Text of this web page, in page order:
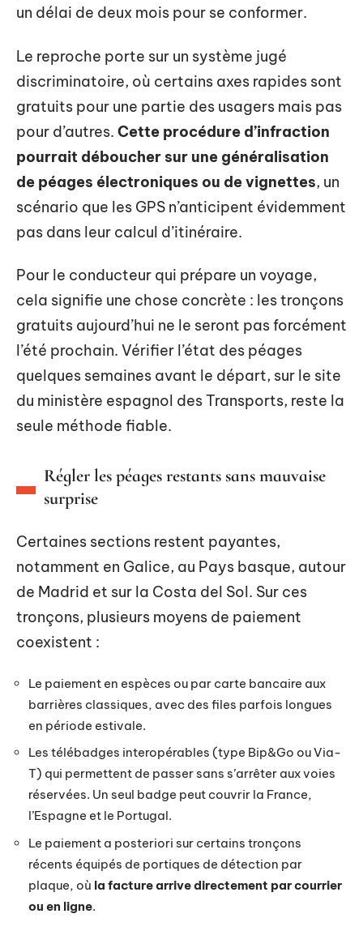
un délai de deux mois pour se conformer.
Le reproche porte sur un système jugé
discriminatoire, où certains axes rapides sont
gratuits pour une partie des usagers mais pas
pour d’autres. Cette procédure d’infraction
pourrait déboucher sur une généralisation
de péages électroniques ou de vignettes, un
scénario que les GPS n’anticipent évidemment
pas dans leur calcul d’itinéraire.
Pour le conducteur qui prépare un voyage,
cela signifie une chose concrète : les tronçons
gratuits aujourd’hui ne le seront pas forcément
l’été prochain. Vérifier l’état des péages
quelques semaines avant le départ, sur le site
du ministère espagnol des Transports, reste la
seule méthode fiable.
Régler les péages restants sans mauvaise
surprise
Certaines sections restent payantes,
notamment en Galice, au Pays basque, autour
de Madrid et sur la Costa del Sol. Sur ces
tronçons, plusieurs moyens de paiement
coexistent :
Le paiement en espèces ou par carte bancaire aux
barrières classiques, avec des files parfois longues
en période estivale.
Les télébadges interopérables (type Bip&Go ou Via-
T) qui permettent de passer sans s’arrêter aux voies
réservées. Un seul badge peut couvrir la France,
l’Espagne et le Portugal.
Le paiement a posteriori sur certains tronçons
récents équipés de portiques de détection par
plaque, où la facture arrive directement par courrier
ou en ligne.